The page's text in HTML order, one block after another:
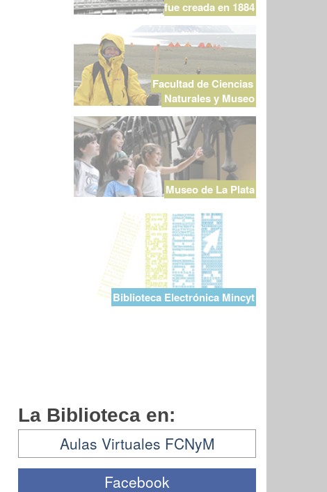
fue creada en 1884
Facultad de Ciencias
Naturales y Museo
Museo de La Plata
Biblioteca Electrónica Mincyt
La Biblioteca en:
Aulas Virtuales FCNyM
Facebook